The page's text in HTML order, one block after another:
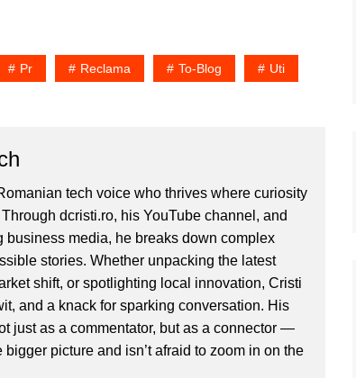
Pr Reclama To-Blog Uti
tech voice who thrives where curiosity
dcristi.ro, his YouTube channel, and
business media, he breaks down complex
stories. Whether unpacking the latest
shift, or spotlighting local innovation, Cristi
and a knack for sparking conversation. His
just as a commentator, but as a connector —
picture and isn’t afraid to zoom in on the